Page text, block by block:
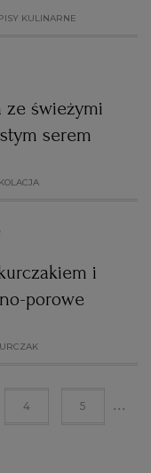
KULINARNE
ze świeżymi
serem
KOLACJA
i
porowe
4 5 ...